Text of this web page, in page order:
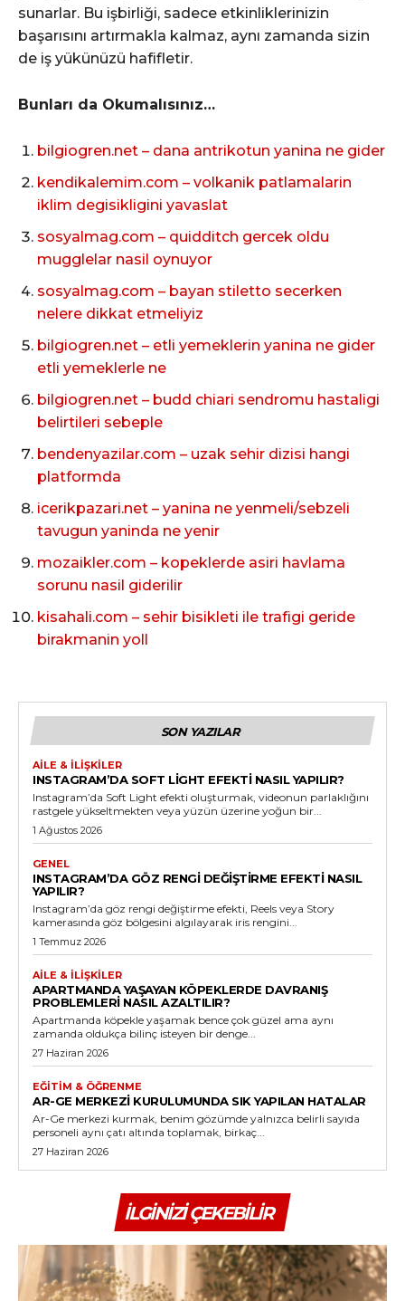
sunarlar. Bu işbirliği, sadece etkinliklerinizin
başarısını artırmakla kalmaz, aynı zamanda sizin
de iş yükünüzü hafifletir.
Bunları da Okumalısınız…
bilgiogren.net – dana antrikotun yanina ne gider
kendikalemim.com – volkanik patlamalarin
iklim degisikligini yavaslat
sosyalmag.com – quidditch gercek oldu
mugglelar nasil oynuyor
sosyalmag.com – bayan stiletto secerken
nelere dikkat etmeliyiz
bilgiogren.net – etli yemeklerin yanina ne gider
etli yemeklerle ne
bilgiogren.net – budd chiari sendromu hastaligi
belirtileri sebeple
bendenyazilar.com – uzak sehir dizisi hangi
platformda
icerikpazari.net – yanina ne yenmeli/sebzeli
tavugun yaninda ne yenir
mozaikler.com – kopeklerde asiri havlama
sorunu nasil giderilir
kisahali.com – sehir bisikleti ile trafigi geride
birakmanin yoll
SON YAZILAR
AILE & İLIŞKILER
INSTAGRAM’DA SOFT LIGHT EFEKTI NASIL YAPILIR?
Instagram’da Soft Light efekti oluşturmak, videonun parlaklığını
rastgele yükseltmekten veya yüzün üzerine yoğun bir...
1 Ağustos 2026
GENEL
INSTAGRAM’DA GÖZ RENGI DEĞIŞTIRME EFEKTI NASIL
YAPILIR?
Instagram’da göz rengi değiştirme efekti, Reels veya Story
kamerasında göz bölgesini algılayarak iris rengini...
1 Temmuz 2026
AILE & İLIŞKILER
APARTMANDA YAŞAYAN KÖPEKLERDE DAVRANIŞ
PROBLEMLERI NASIL AZALTILIR?
Apartmanda köpekle yaşamak bence çok güzel ama aynı
zamanda oldukça bilinç isteyen bir denge...
27 Haziran 2026
EĞITIM & ÖĞRENME
AR-GE MERKEZI KURULUMUNDA SIK YAPILAN HATALAR
Ar-Ge merkezi kurmak, benim gözümde yalnızca belirli sayıda
personeli aynı çatı altında toplamak, birkaç...
27 Haziran 2026
İLGINIZI ÇEKEBILIR